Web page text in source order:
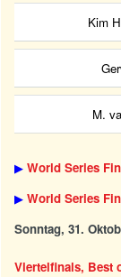
Kim
M.
▶ World Series
▶ World Series
Sonntag, 31.
Viertelfinals, Best